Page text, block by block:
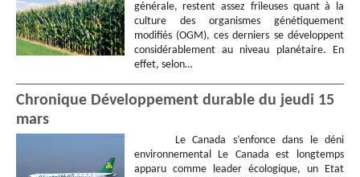
générale, restent assez frileuses quant à la
culture des organismes génétiquement
modifiés (OGM), ces derniers se développent
considérablement au niveau planétaire. En
effet, selon…
Chronique Développement durable du jeudi 15
mars
Le Canada s’enfonce dans le déni
environnemental Le Canada est longtemps
apparu comme leader écologique, un Etat